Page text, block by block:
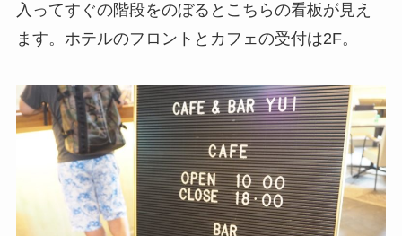
入ってすぐの階段をのぼるとこちらの看板が見え
ます。ホテルのフロントとカフェの受付は2F。